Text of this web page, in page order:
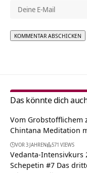
Das könnte dich
Vom Grobstofflichem
Chintana Meditation
VOR 3 JAHREN 571 VIEWS
Vedanta-Intensivkurs
Schepetin #7 Das